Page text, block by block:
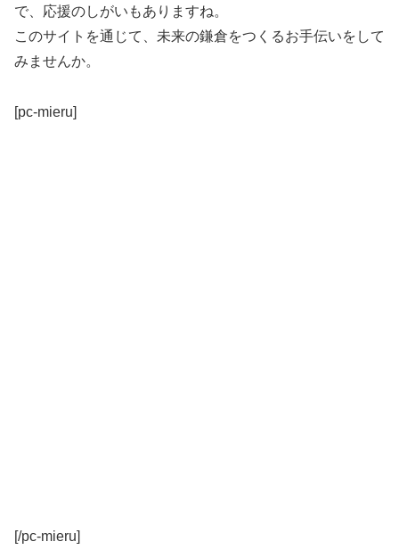
で、応援のしがいもありますね。
このサイトを通じて、未来の鎌倉をつくるお手伝いをして
みませんか。
[pc-mieru]
[/pc-mieru]